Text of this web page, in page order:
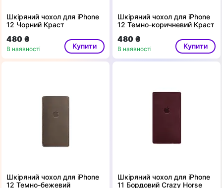
Шкіряний чохол для iPhone
12 Чорний Краст
480 ₴
В наявності Купити
Шкіряний чохол для iPhone
12 Темно-коричневий Краст
480 ₴
В наявності Купити
Шкіряний чохол для iPhone
12 Темно-бежевий
Шкіряний чохол для iPhone
11 Бордовий Crazy Horse